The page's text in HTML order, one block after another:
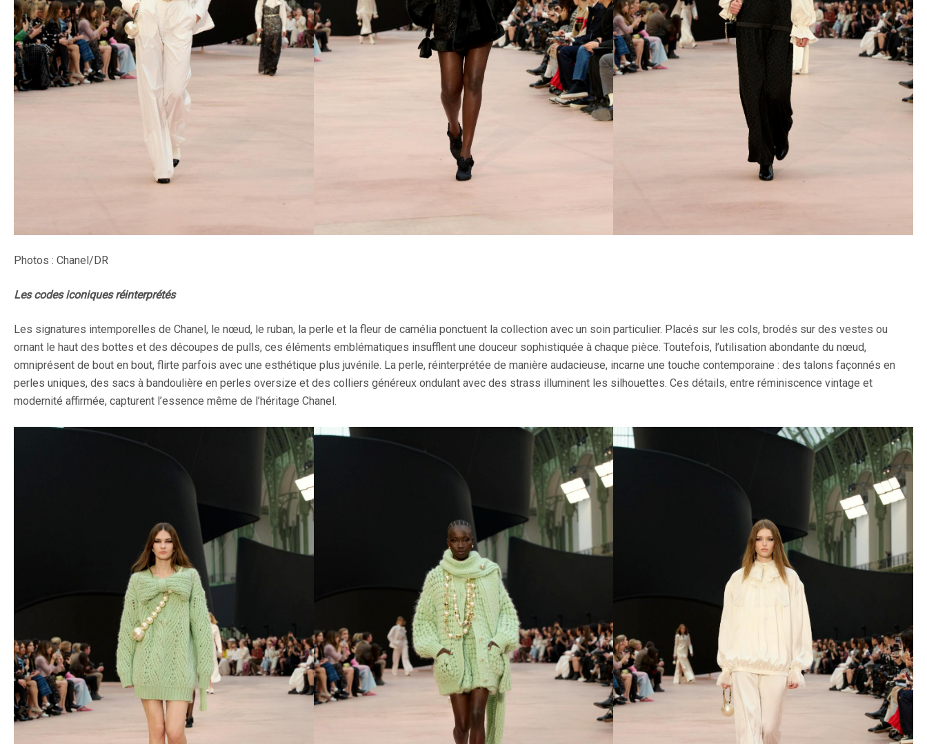
Photos : Chanel/DR
Les codes iconiques réinterprétés
Les signatures intemporelles de Chanel, le nœud, le ruban, la perle et la fleur de camélia ponctuent la collection avec un soin particulier. Placés sur les cols, brodés sur des vestes ou
ornant le haut des bottes et des découpes de pulls, ces éléments emblématiques insufflent une douceur sophistiquée à chaque pièce. Toutefois, l’utilisation abondante du nœud,
omniprésent de bout en bout, flirte parfois avec une esthétique plus juvénile. La perle, réinterprétée de manière audacieuse, incarne une touche contemporaine : des talons façonnés en
perles uniques, des sacs à bandoulière en perles oversize et des colliers généreux ondulant avec des strass illuminent les silhouettes. Ces détails, entre réminiscence vintage et
modernité affirmée, capturent l’essence même de l’héritage Chanel.